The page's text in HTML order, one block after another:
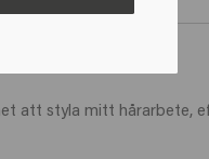
att styla mitt hårarbete,